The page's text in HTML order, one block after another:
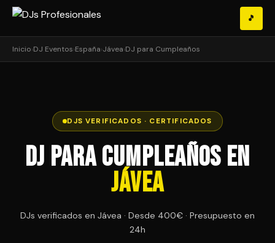
🎵
Inicio›DJ Eventos›España›Jávea›DJ para Cumpleaños
DJS VERIFICADOS · CERTIFICADOS
DJ para Cumpleaños en
Jávea
DJs verificados en Jávea · Desde 400€ · Presupuesto en
24h